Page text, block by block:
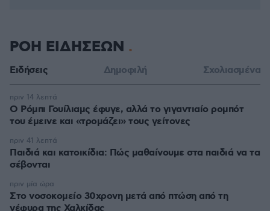
ΡΟΗ ΕΙΔΗΣΕΩΝ
Ειδήσεις Δημοφιλή Σχολιασμένα
Ο Ρόμπι Γουίλιαμς έφυγε, αλλά το γιγαντιαίο ρομπότ
του έμεινε και «τρομάζει» τους γείτονες
πριν 14 λεπτά
Παιδιά και κατοικίδια: Πώς μαθαίνουμε στα παιδιά να τα
σέβονται
πριν 41 λεπτά
Στο νοσοκομείο 30χρονη μετά από πτώση από τη
γέφυρα της Χαλκίδας
πριν μία ώρα